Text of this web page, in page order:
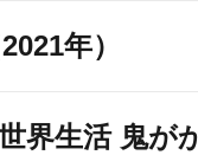
年）
界生活 鬼が